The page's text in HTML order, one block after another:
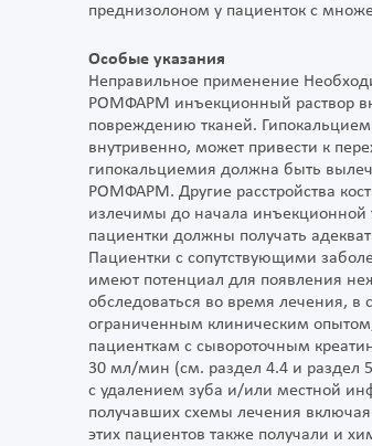
преднизолоном у пациенток с
Особые указания
Неправильное применение
РОМФАРМ инъекционный раствор
повреждению тканей.
внутривенно, может привести к
гипокальциемия должна быть
РОМФАРМ. Другие расстройства
излечимы до начала
пациентки должны получать
Пациентки с сопутствующими
имеют потенциал для появления
обследоваться во время лечения, в
ограниченным клиническим
пациенткам с сывороточным
30 мл/мин (см. раздел 4.4 и раздел
с удалением зуба и/или местной
получавших схемы лечения
этих пациентов также получали и